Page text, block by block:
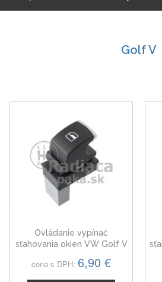
Golf V
Ovládanie vypínač
sťahovania okien VW Golf V
cena s DPH: 6,90 €